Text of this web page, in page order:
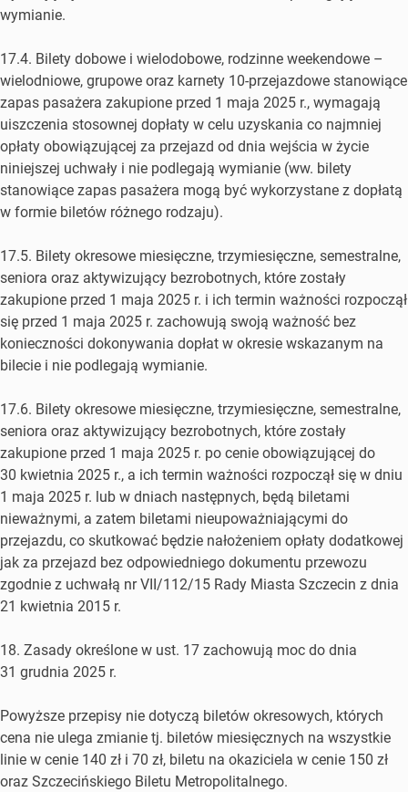
wymianie.
17.4. Bilety dobowe i wielodobowe, rodzinne weekendowe –
wielodniowe, grupowe oraz karnety 10-przejazdowe stanowiące
zapas pasażera zakupione przed 1 maja 2025 r., wymagają
uiszczenia stosownej dopłaty w celu uzyskania co najmniej
opłaty obowiązującej za przejazd od dnia wejścia w życie
niniejszej uchwały i nie podlegają wymianie (ww. bilety
stanowiące zapas pasażera mogą być wykorzystane z dopłatą
w formie biletów różnego rodzaju).
17.5. Bilety okresowe miesięczne, trzymiesięczne, semestralne,
seniora oraz aktywizujący bezrobotnych, które zostały
zakupione przed 1 maja 2025 r. i ich termin ważności rozpoczął
się przed 1 maja 2025 r. zachowują swoją ważność bez
konieczności dokonywania dopłat w okresie wskazanym na
bilecie i nie podlegają wymianie.
17.6. Bilety okresowe miesięczne, trzymiesięczne, semestralne,
seniora oraz aktywizujący bezrobotnych, które zostały
zakupione przed 1 maja 2025 r. po cenie obowiązującej do
30 kwietnia 2025 r., a ich termin ważności rozpoczął się w dniu
1 maja 2025 r. lub w dniach następnych, będą biletami
nieważnymi, a zatem biletami nieupoważniającymi do
przejazdu, co skutkować będzie nałożeniem opłaty dodatkowej
jak za przejazd bez odpowiedniego dokumentu przewozu
zgodnie z uchwałą nr VII/112/15 Rady Miasta Szczecin z dnia
21 kwietnia 2015 r.
18. Zasady określone w ust. 17 zachowują moc do dnia
31 grudnia 2025 r.
Powyższe przepisy nie dotyczą biletów okresowych, których
cena nie ulega zmianie tj. biletów miesięcznych na wszystkie
linie w cenie 140 zł i 70 zł, biletu na okaziciela w cenie 150 zł
oraz Szczecińskiego Biletu Metropolitalnego.